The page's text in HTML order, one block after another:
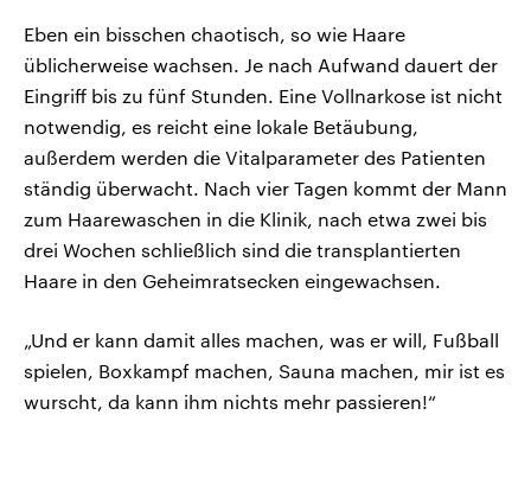
Eben ein bisschen chaotisch, so wie Haare
üblicherweise wachsen. Je nach Aufwand dauert der
Eingriff bis zu fünf Stunden. Eine Vollnarkose ist nicht
notwendig, es reicht eine lokale Betäubung,
außerdem werden die Vitalparameter des Patienten
ständig überwacht. Nach vier Tagen kommt der Mann
zum Haarewaschen in die Klinik, nach etwa zwei bis
drei Wochen schließlich sind die transplantierten
Haare in den Geheimratsecken eingewachsen.
„Und er kann damit alles machen, was er will, Fußball
spielen, Boxkampf machen, Sauna machen, mir ist es
wurscht, da kann ihm nichts mehr passieren!“